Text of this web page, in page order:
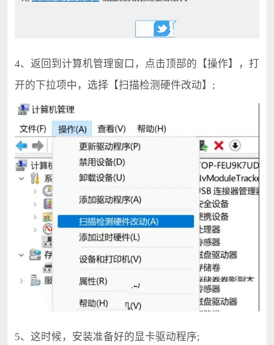
4、返回到计算机管理窗口，点击顶部的【操作】，打
开的下拉项中，选择【扫描检测硬件改动】;
5、这时候，安装准备好的显卡驱动程序;